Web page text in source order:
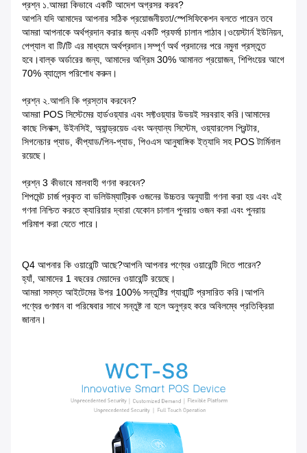
প্রশ্ন ১.আমরা কিভাবে একটি আদেশ অগ্রসর করব?
আপনি যদি আমাদের আপনার সঠিক প্রয়োজনীয়তা/স্পেসিফিকেশন বলতে পারেন তবে
আমরা আপনাকে অর্থপ্রদান করার জন্য একটি প্রফর্মা চালান পাঠাব।ওয়েস্টার্ন ইউনিয়ন,
পেপ্যাল ​​বা টি/টি এর মাধ্যমে অর্থপ্রদান।সম্পূর্ণ অর্থ প্রদানের পরে নমুনা প্রস্তুত
হবে।বাল্ক অর্ডারের জন্য, আমাদের অগ্রিম 30% আমানত প্রয়োজন, শিপিংয়ের আগে
70% ব্যালেন্স পরিশোধ করুন।
প্রশ্ন ২.আপনি কি প্রস্তাব করবেন?
আমরা POS সিস্টেমের হার্ডওয়্যার এবং সফ্টওয়্যার উভয়ই সরবরাহ করি।আমাদের
কাছে লিনাক্স, উইনসিই, অ্যান্ড্রয়েড এবং অন্যান্য সিস্টেম, ওয়্যারলেস প্রিন্টার,
সিগনেচার প্যাড, কীপ্যাড/পিন-প্যাড, পিওএস আনুষাঙ্গিক ইত্যাদি সহ POS টার্মিনাল
রয়েছে।
প্রশ্ন 3 কীভাবে মালবাহী গণনা করবেন?
শিপমেন্ট চার্জ প্রকৃত বা ভলিউম্যাট্রিক ওজনের উচ্চতর অনুযায়ী গণনা করা হয় এবং এই
গণনা নিশ্চিত করতে ক্যারিয়ার দ্বারা যেকোন চালান পুনরায় ওজন করা এবং পুনরায়
পরিমাপ করা যেতে পারে।
Q4 আপনার কি ওয়ারেন্টি আছে?আপনি আপনার পণ্যের ওয়ারেন্টি দিতে পারেন?
হ্যাঁ, আমাদের 1 বছরের মেয়াদের ওয়ারেন্টি রয়েছে।
আমরা সমস্ত আইটেমের উপর 100% সন্তুষ্টির গ্যারান্টি প্রসারিত করি।আপনি
পণ্যের গুণমান বা পরিষেবার সাথে সন্তুষ্ট না হলে অনুগ্রহ করে অবিলম্বে প্রতিক্রিয়া
জানান।